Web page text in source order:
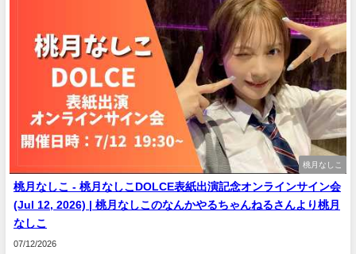
桃月なしこ
桃月なしこ - 桃月なしこDOLCE表紙出演記念オンラインサイン会
(Jul 12, 2026) | 桃月なしこのなんかやるちゃんねるさんより桃月
なしこ
07/12/2026